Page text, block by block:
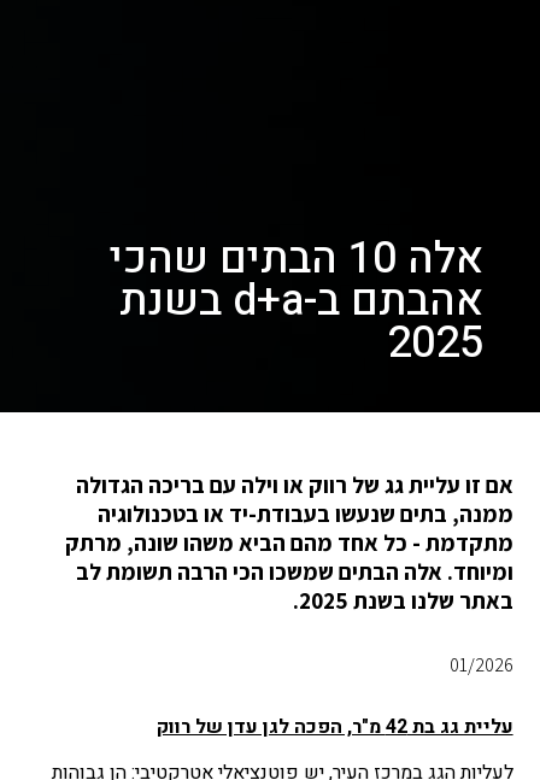
אלה 10 הבתים שהכי
אהבתם ב-d+a בשנת
2025
אם זו עליית גג של רווק או וילה עם בריכה הגדולה
ממנה, בתים שנעשו בעבודת-יד או בטכנולוגיה
מתקדמת - כל אחד מהם הביא משהו שונה, מרתק
ומיוחד. אלה הבתים שמשכו הכי הרבה תשומת לב
באתר שלנו בשנת 2025.
01/2026
עליית גג בת 42 מ"ר, הפכה לגן עדן של רווק
לעליות הגג במרכז העיר, יש פוטנציאלי אטרקטיבי: הן גבוהות